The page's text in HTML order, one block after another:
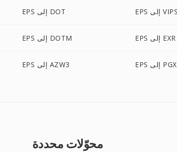
EPS إلى DOT EPS إلى VIPS
EPS إلى DOTM EPS إلى EXR
EPS إلى AZW3 EPS إلى PGX
محوّلات محددة